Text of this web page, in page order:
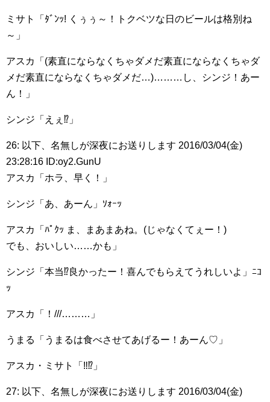
ミサト「ﾀﾞﾝｯ! くぅぅ～！トクベツな日のビールは格別ね
～」
アスカ「(素直にならなくちゃダメだ素直にならなくちゃダ
メだ素直にならなくちゃダメだ…)………し、シンジ！あー
ん！」
シンジ「えぇ⁉︎」
26: 以下、名無しが深夜にお送りします 2016/03/04(金)
23:28:16 ID:oy2.GunU
アスカ「ホラ、早く！」
シンジ「あ、あーん」ｿｫｰｯ
アスカ「ﾊﾟｸｯ ま、まあまあね。(じゃなくてぇー！)
でも、おいしい……かも」
シンジ「本当⁉︎良かったー！喜んでもらえてうれしいよ」ﾆｺ
ｯ
アスカ「！///………」
うまる「うまるは食べさせてあげるー！あーん♡」
アスカ・ミサト「‼︎⁉︎」
27: 以下、名無しが深夜にお送りします 2016/03/04(金)